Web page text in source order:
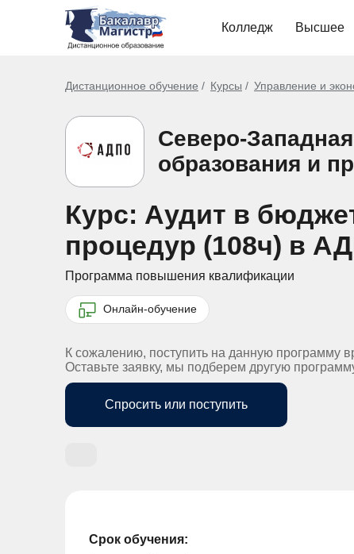
Колледж Высшее
Дистанционное обучение Курсы Управление и
Северо-
образования и
Курс: Аудит в
процедур (108ч) в
Программа повышения квалификации
Онлайн-обучение
К сожалению, поступить на данную программу
Оставьте заявку, мы подберем другую
Спросить или поступить
Срок обучения: